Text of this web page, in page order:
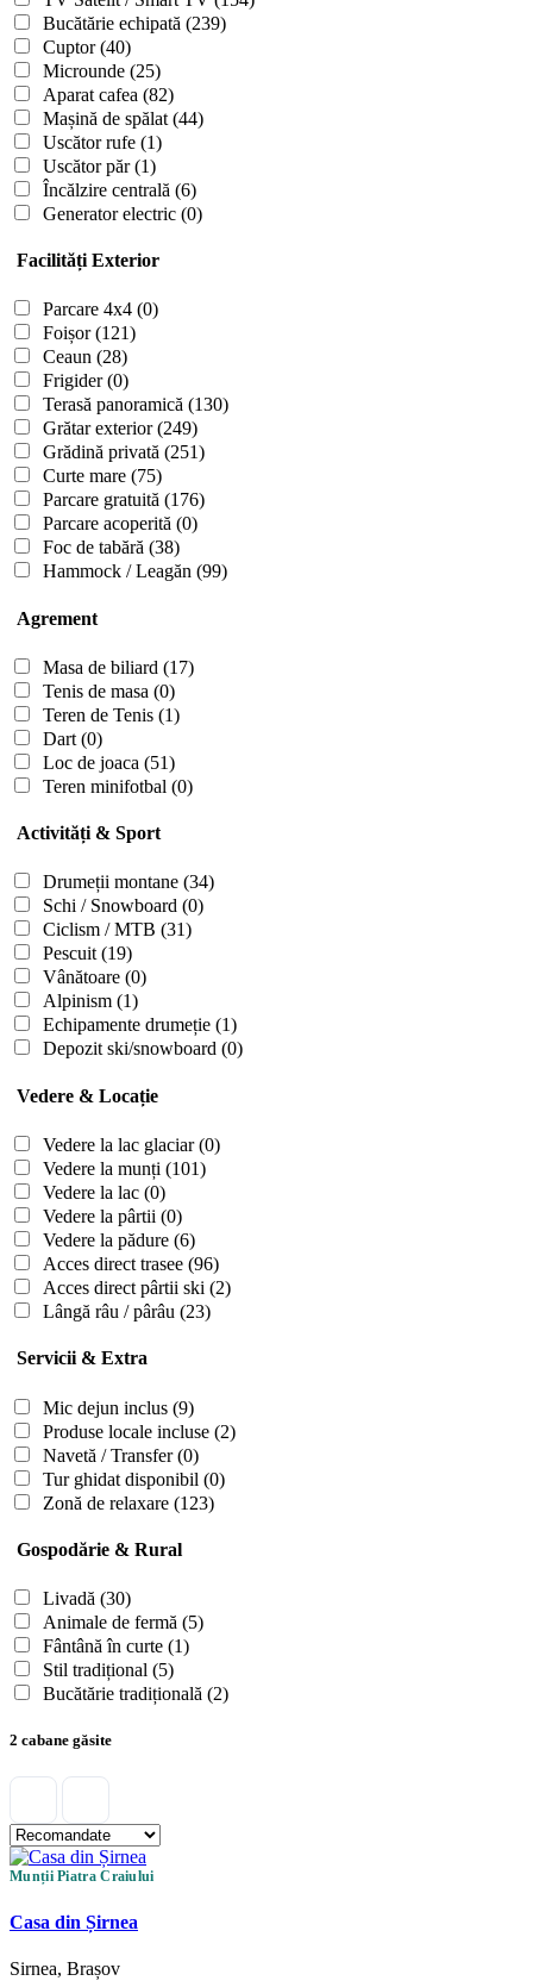
Bucătărie echipată (239)
Cuptor(40)
Microunde (25)
Aparat cafea (82)
Mașină de spălat (44)
Uscător rufe (1)
Uscător păr(1)
Încălzire centrală (6)
Generator electric (0)
Facilități Exterior
Parcare 4x4 (0)
Foișor(121)
Ceaun (28)
Frigider(0)
Terasă panoramică (130)
Grătar exterior(249)
Grădină privată (251)
Curte mare (75)
Parcare gratuită (176)
Parcare acoperită (0)
Foc de tabără (38)
Hammock / Leagăn (99)
Agrement
Masa de biliard (17)
Tenis de masa (0)
Teren de Tenis (1)
Dart (0)
Loc de joaca (51)
Teren minifotbal (0)
Activități & Sport
Drumeții montane (34)
Schi / Snowboard (0)
Ciclism / MTB (31)
Pescuit(19)
Vânătoare (0)
Alpinism (1)
Echipamente drumeție (1)
Depozit ski/snowboard (0)
Vedere & Locație
Vedere la lac glaciar(0)
Vedere la munți (101)
Vedere la lac (0)
Vedere la pârtii (0)
Vedere la pădure (6)
Acces direct trasee (96)
Acces direct pârtii ski (2)
Lângă râu / pârâu (23)
Servicii & Extra
Mic dejun inclus (9)
Produse locale incluse (2)
Navetă / Transfer(0)
Tur ghidat disponibil (0)
Zonă de relaxare (123)
Gospodărie & Rural
Livadă (30)
Animale de fermă (5)
Fântână în curte (1)
Stil tradițional (5)
Bucătărie tradițională (2)
2 cabane găsite
Munții Piatra Craiului
Casa din Șirnea
Sirnea, Brașov